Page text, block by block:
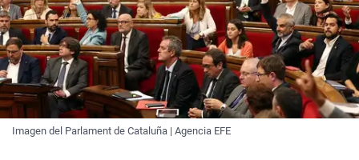
Imagen del Parlament de Cataluña | Agencia EFE